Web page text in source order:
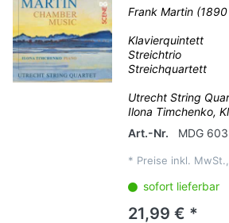
Frank Martin (1890
Klavierquintett
Streichtrio
Streichquartett
Utrecht String
Ilona Timchenko,
Art.-Nr.
MDG
* Preise inkl.
sofort lieferbar
21,99 € *